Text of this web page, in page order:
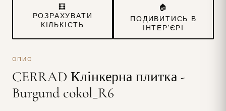
🧮
РОЗРАХУВАТИ
КІЛЬКІСТЬ
🏠
ПОДИВИТИСЬ В
ІНТЕР'ЄРІ
ОПИС
CERRAD Клінкерна плитка -
Burgund cokol_R6